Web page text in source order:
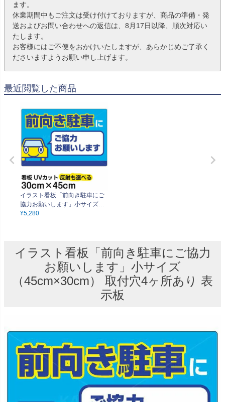
ます。
休業期間中もご注文は受け付けておりますが、商品の準備・発
送およびお問い合わせへの返信は、8月17日以降、順次対応い
たします。
お客様にはご不便をおかけいたしますが、あらかじめご了承く
ださいますようお願い申し上げます。
最近閲覧した商品
イラスト看板「前向き駐車にご
協力お願いします」小サイズ（4
5cm×30cm） 取付穴4ヶ所あり
¥5,280
イラスト看板「前向き駐車にご協力
お願いします」小サイズ
（45cm×30cm） 取付穴4ヶ所あり 表
示板